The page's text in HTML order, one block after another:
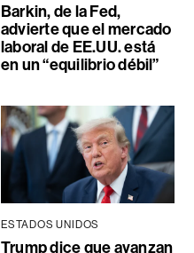
Barkin, de la Fed,
advierte que el mercado
laboral de EE.UU. está
en un “equilibrio débil”
ESTADOS UNIDOS
Trump dice que avanzan